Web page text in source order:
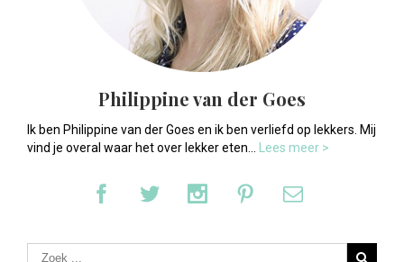
Philippine van der Goes
Ik ben Philippine van der Goes en ik ben verliefd op lekkers. Mij
vind je overal waar het over lekker eten...
Lees meer >